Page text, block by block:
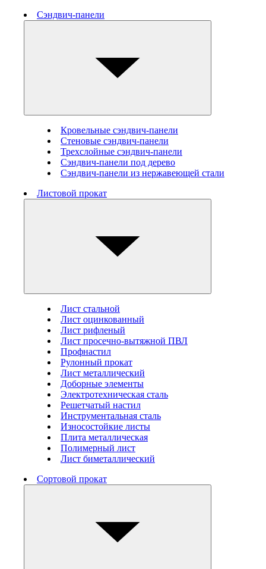
Сэндвич-панели
Кровельные сэндвич-панели
Стеновые cэндвич-панели
Трехслойные сэндвич-панели
Сэндвич-панели под дерево
Сэндвич-панели из нержавеющей стали
Листовой прокат
Лист стальной
Лист оцинкованный
Лист рифленый
Лист просечно-вытяжной ПВЛ
Профнастил
Рулонный прокат
Лист металлический
Доборные элементы
Электротехническая сталь
Решетчатый настил
Инструментальная сталь
Износостойкие листы
Плита металлическая
Полимерный лист
Лист биметаллический
Сортовой прокат